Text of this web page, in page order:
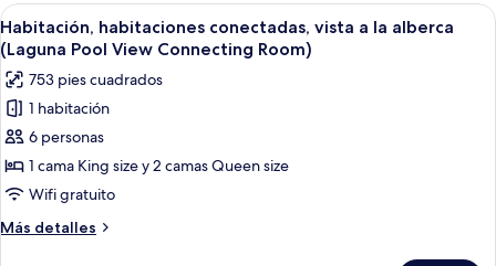
Abrir
todas
las
fotos
de
Habitación,
habitaciones
conectadas,
vista
a
Habitación de hotel con dos camas,
8
Habitación, habitaciones conectadas, vista a la alberca
(Laguna Pool View Connecting Room)
753 pies cuadrados
1 habitación
6 personas
1 cama King size y 2 camas Queen size
Wifi gratuito
Más detalles
Más